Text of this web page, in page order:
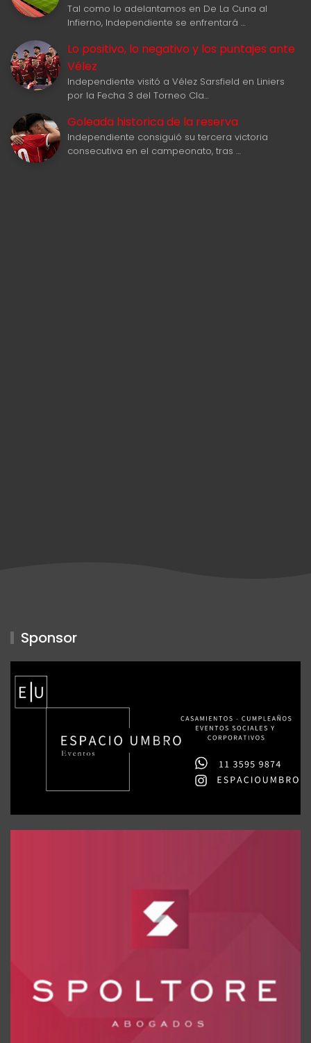
Tal como lo adelantamos en De La Cuna al
Infierno, Independiente se enfrentará …
Lo positivo, lo negativo y los puntajes ante
Vélez
Independiente visitó a Vélez Sarsfield en Liniers
por la Fecha 3 del Torneo Cla…
Goleada historica de la reserva
Independiente consiguió su tercera victoria
consecutiva en el campeonato, tras …
Sponsor